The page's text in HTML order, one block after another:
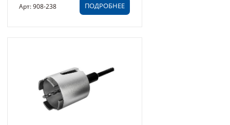
ПОДРОБНЕЕ
Арт: 908-238